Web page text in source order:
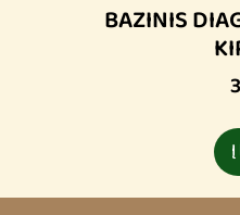
BAZINIS